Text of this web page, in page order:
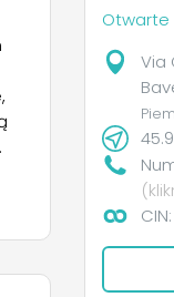
Otwarte
Via
CIN: